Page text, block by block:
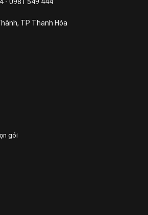
TP Thanh Hóa
gói